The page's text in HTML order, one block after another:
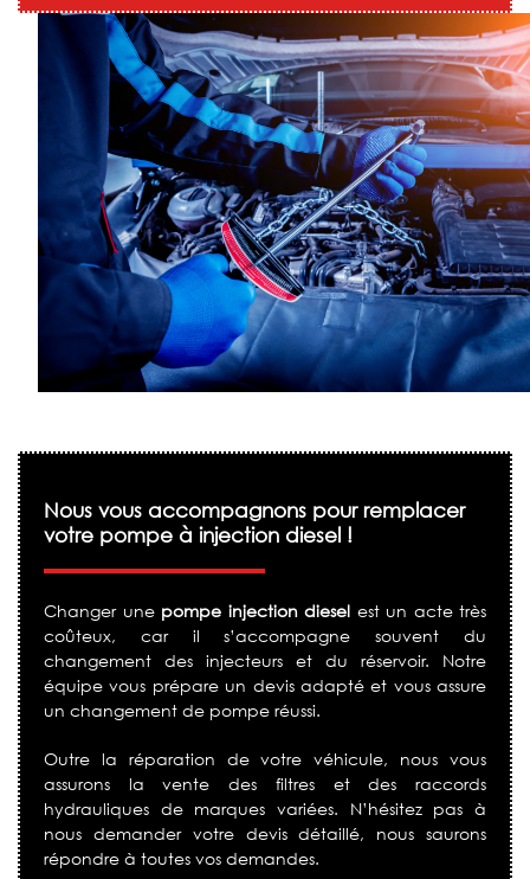
Nous vous accompagnons pour remplacer
votre pompe à injection diesel !
Changer une pompe injection diesel est un acte très
coûteux, car il s’accompagne souvent du
changement des injecteurs et du réservoir. Notre
équipe vous prépare un devis adapté et vous assure
un changement de pompe réussi.
Outre la réparation de votre véhicule, nous vous
assurons la vente des filtres et des raccords
hydrauliques de marques variées. N’hésitez pas à
nous demander votre devis détaillé, nous saurons
répondre à toutes vos demandes.